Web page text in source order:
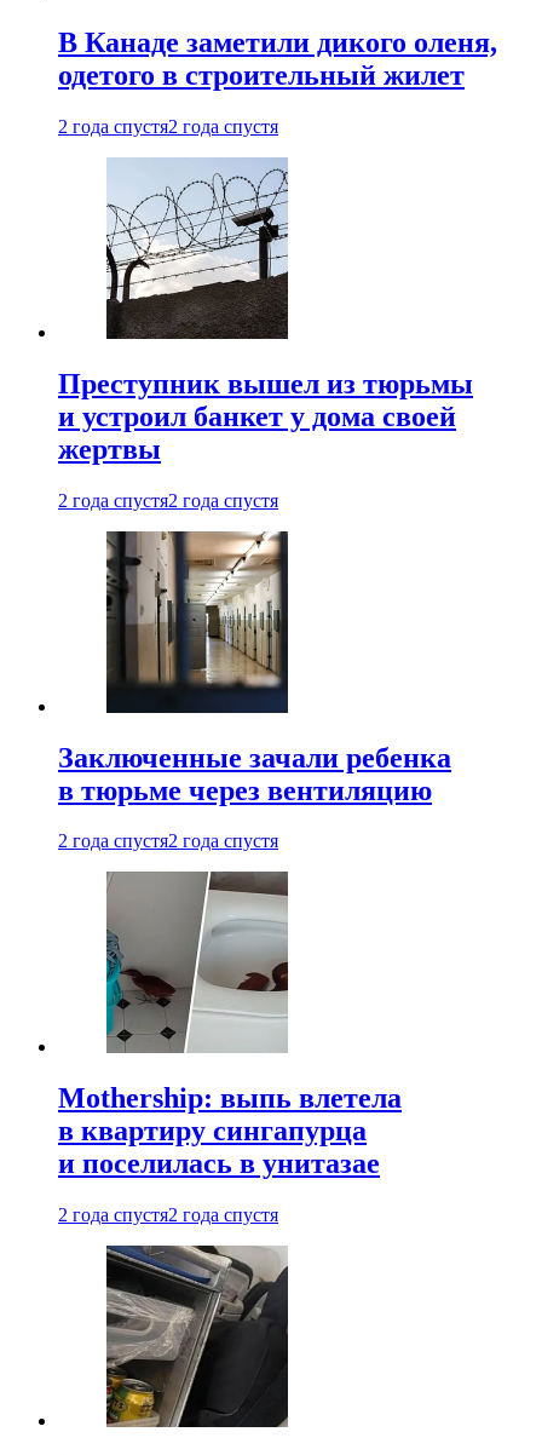
В Канаде заметили дикого оленя,
одетого в строительный жилет
2 года спустя2 года спустя
Преступник вышел из тюрьмы
и устроил банкет у дома своей
жертвы
2 года спустя2 года спустя
Заключенные зачали ребенка
в тюрьме через вентиляцию
2 года спустя2 года спустя
Mothership: выпь влетела
в квартиру сингапурца
и поселилась в унитазае
2 года спустя2 года спустя